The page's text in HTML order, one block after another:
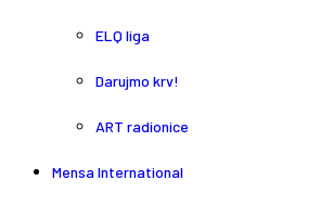
ELQ liga
Darujmo krv!
ART radionice
Mensa International